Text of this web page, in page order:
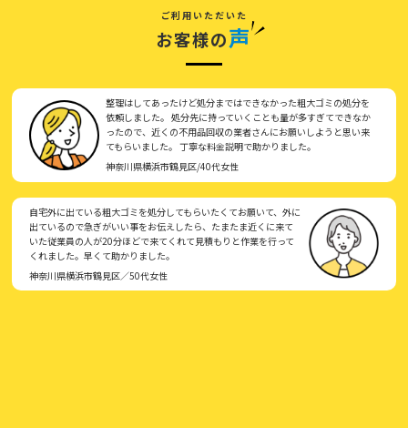
ご利用いただいた
お客様の声
整理はしてあったけど処分まではできなかった粗大ゴミの処分を
依頼しました。 処分先に持っていくことも量が多すぎてできなか
ったので、近くの不用品回収の業者さんにお願いしようと思い来
てもらいました。 丁寧な料金説明で助かりました。
神奈川県横浜市鶴見区/40代女性
自宅外に出ている粗大ゴミを処分してもらいたくてお願いて、外に
出ているので急ぎがいい事をお伝えしたら、たまたま近くに来て
いた従業員の人が20分ほどで来てくれて見積もりと作業を行って
くれました。早くて助かりました。
神奈川県横浜市鶴見区／50代女性